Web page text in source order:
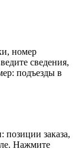
номер
сведения,
подъезды в
позиции заказа,
Нажмите